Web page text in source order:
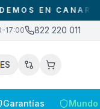
EN CANARIAS -
17:00 822 220 011
ES
Garantías